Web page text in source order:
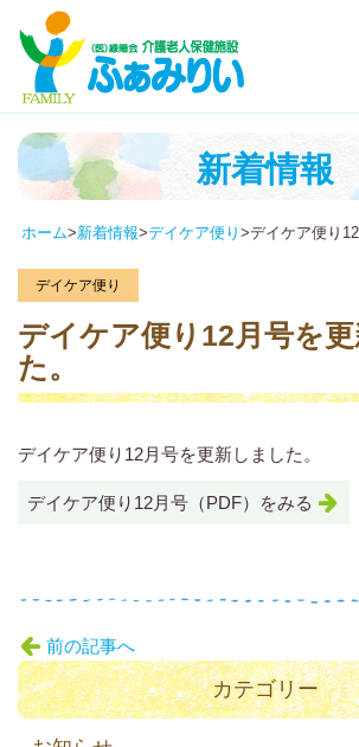
新着情報
ホーム>新着情報>デイケア便り >デイケア便り
デイケア便り
デイケア便り12月号を
た。
デイケア便り12月号を更新しました。
デイケア便り12月号（PDF）をみる
前の記事へ
カテゴリー